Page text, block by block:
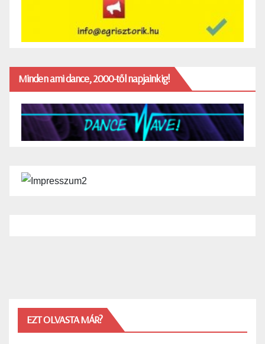
Minden ami dance, 2000-től napjainkig!
EZT OLVASTA MÁR?